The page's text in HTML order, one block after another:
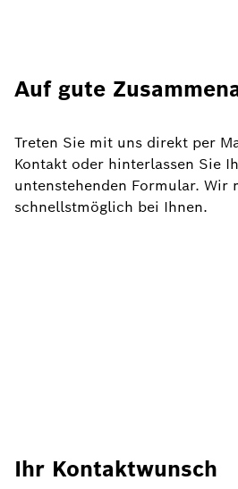
Auf gute
Treten Sie mit uns direkt per
Kontakt oder hinterlassen Sie
untenstehenden Formular. Wir
schnellstmöglich bei Ihnen.
Ihr Kontaktwunsch